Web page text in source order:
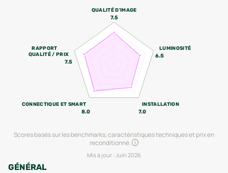
QUALITÉ D'IMAGE
7.5
LUMINOSITÉ
6.5
INSTALLATION
7.0
CONNECTIQUE ET SMART
8.0
RAPPORT
QUALITÉ / PRIX
7.5
Scores basés sur les benchmarks, caractéristiques techniques et prix en
reconditionné.
Mis à jour : Juin 2026
GÉNÉRAL